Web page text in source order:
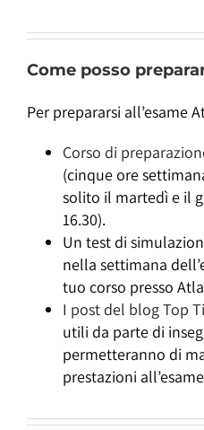
Come posso
Per prepararsi all’esame
Corso di
(cinque ore
solito il martedì e il
16.30).
Un test di
nella settimana
tuo corso presso
I post del blog Top
utili da parte di
permetteranno di
prestazioni all’esame